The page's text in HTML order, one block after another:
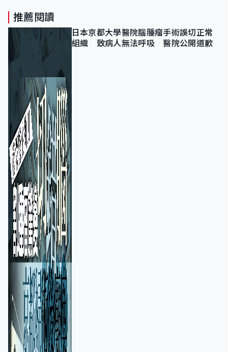
推薦閱讀
日本京都大學醫院腦腫瘤手術誤切正常
組織 致病人無法呼吸 醫院公開道歉